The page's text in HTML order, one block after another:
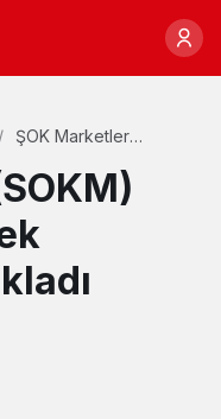
ŞOK Marketler
çeyrek bilançosunu
açıkladı